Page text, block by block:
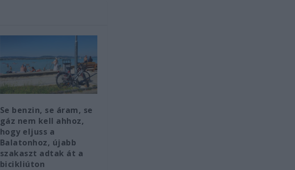
Se benzin, se áram, se
gáz nem kell ahhoz,
hogy eljuss a
Balatonhoz, újabb
szakaszt adtak át a
bicikliúton